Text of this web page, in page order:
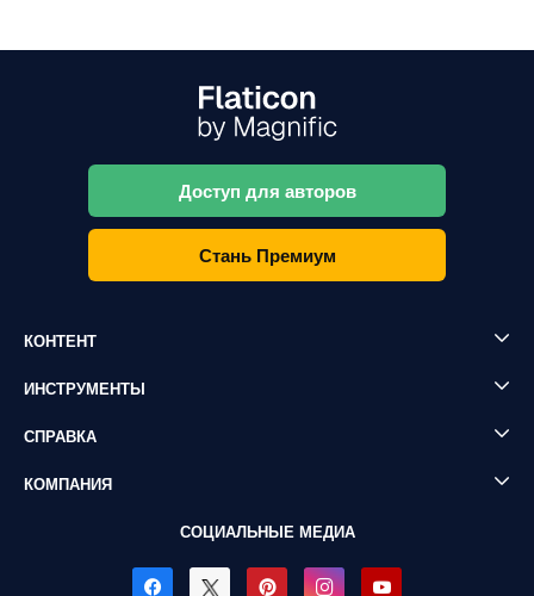
Доступ для авторов
Стань Премиум
КОНТЕНТ
ИНСТРУМЕНТЫ
СПРАВКА
КОМПАНИЯ
СОЦИАЛЬНЫЕ МЕДИА